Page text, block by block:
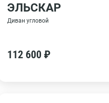
ЭЛЬСКАР
Диван угловой
112 600 ₽